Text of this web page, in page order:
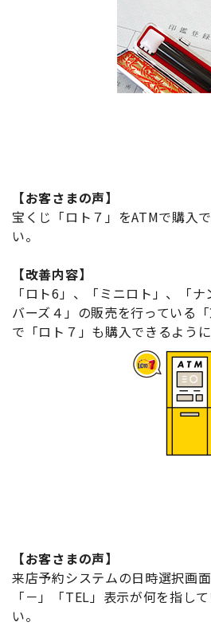
【お客さまの声】
宝くじ「ロト７」をATMで購入
い。
【改善内容】
「ロト6」、「ミニロト」、「
バーズ４」の販売を行っている
で「ロト７」も購入できるように
【お客さまの声】
来店予約システムの日時選択画
「－」「TEL」表示が何を指し
い。